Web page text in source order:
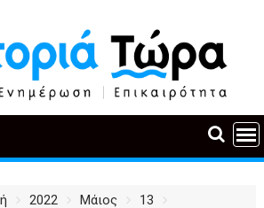
2022 Μάιος
13